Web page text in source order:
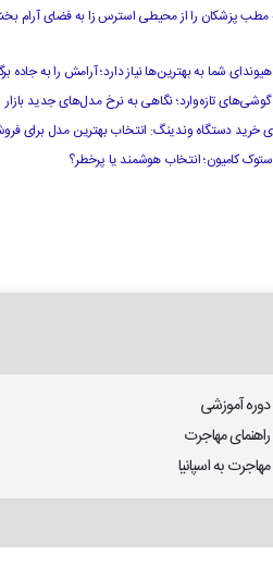
مطب پزشکان را از محیطی استرس زا به فضای آرام
شما به بهترین‌ها نیاز دارد؛ آرامش را به جاده
تازه‌وارد؛ نگاهی به نرخ مدل‌های جدید بازار
خرید دستگاه وندینگ: انتخاب بهترین مدل برای
کامیون؛ انتخاب هوشمند یا پرخطر؟
دوره آموزشی
راهنمای مهاجرت
مهاجرت به اسپانیا